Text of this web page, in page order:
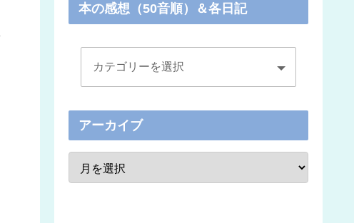
本の感想（50音順）＆各日記
アーカイブ